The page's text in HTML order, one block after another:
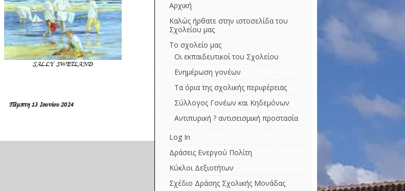
Αρχική
Καλώς ήρθατε στην ιστοσελίδα του
Σχολείου μας
Το σχολείο μας
Οι εκπαιδευτικοί του Σχολείου
Ενημέρωση γονέων
Τα όρια της σχολικής περιφέρειας
Σύλλογος Γονέων και Κηδεμόνων
Αντιπυρική ? αντισεισμική προστασία
Log In
Δράσεις Ενεργού Πολίτη
Κύκλοι Δεξιοτήτων
Σχέδιο Δράσης Σχολικής Μονάδας